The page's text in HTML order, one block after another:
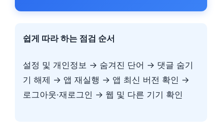
쉽게 따라 하는 점검 순서
설정 및 개인정보 → 숨겨진 단어 → 댓글 숨기
기 해제 → 앱 재실행 → 앱 최신 버전 확인 →
로그아웃·재로그인 → 웹 및 다른 기기 확인